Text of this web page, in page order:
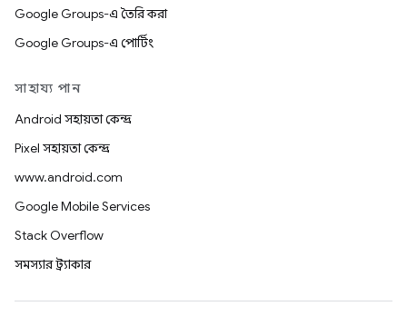
Google Groups-এ তৈরি করা
Google Groups-এ পোর্টিং
সাহায্য পান
Android সহায়তা কেন্দ্র
Pixel সহায়তা কেন্দ্র
www.android.com
Google Mobile Services
Stack Overflow
সমস্যার ট্র্যাকার